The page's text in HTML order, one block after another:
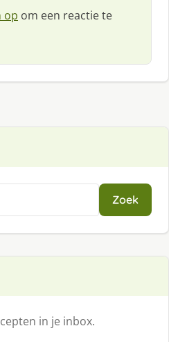
op om een reactie te
Zoek
in je inbox.